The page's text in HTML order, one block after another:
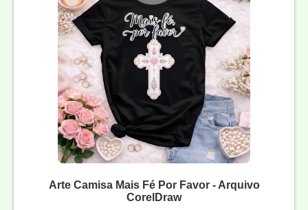
Arte Camisa Mais Fé Por Favor - Arquivo
CorelDraw